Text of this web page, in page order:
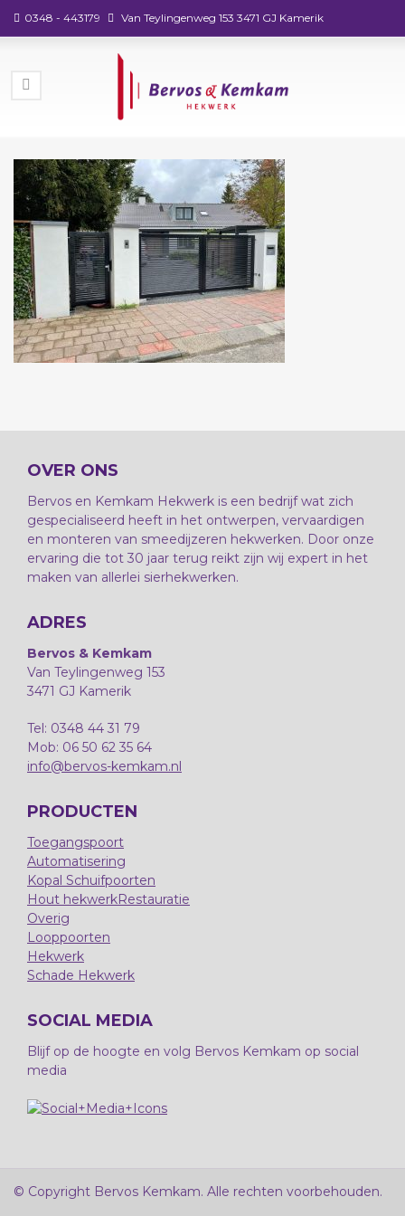
0348 - 443179 Van Teylingenweg 153 3471 GJ Kamerik
OVER ONS
Bervos en Kemkam Hekwerk is een bedrijf wat zich
gespecialiseerd heeft in het ontwerpen, vervaardigen
en monteren van smeedijzeren hekwerken. Door onze
ervaring die tot 30 jaar terug reikt zijn wij expert in het
maken van allerlei sierhekwerken.
ADRES
Bervos & Kemkam
Van Teylingenweg 153
3471 GJ Kamerik
Tel: 0348 44 31 79
Mob: 06 50 62 35 64
info@bervos-kemkam.nl
PRODUCTEN
Toegangspoort
Automatisering
Kopal Schuifpoorten
Hout hekwerkRestauratie
Overig
Looppoorten
Hekwerk
Schade Hekwerk
SOCIAL MEDIA
Blijf op de hoogte en volg Bervos Kemkam op social
media
© Copyright Bervos Kemkam. Alle rechten voorbehouden.